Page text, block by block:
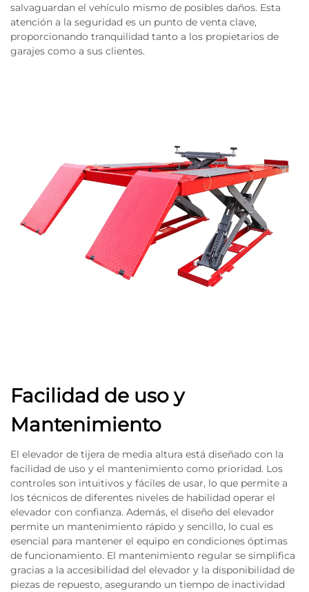
salvaguardan el vehículo mismo de posibles daños. Esta
atención a la seguridad es un punto de venta clave,
proporcionando tranquilidad tanto a los propietarios de
garajes como a sus clientes.
Facilidad de uso y
Mantenimiento
El elevador de tijera de media altura está diseñado con la
facilidad de uso y el mantenimiento como prioridad. Los
controles son intuitivos y fáciles de usar, lo que permite a
los técnicos de diferentes niveles de habilidad operar el
elevador con confianza. Además, el diseño del elevador
permite un mantenimiento rápido y sencillo, lo cual es
esencial para mantener el equipo en condiciones óptimas
de funcionamiento. El mantenimiento regular se simplifica
gracias a la accesibilidad del elevador y la disponibilidad de
piezas de repuesto, asegurando un tiempo de inactividad